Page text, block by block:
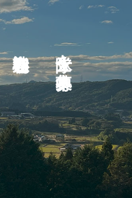
隊士を募集中